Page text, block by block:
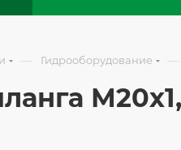
— Гидрооборудование —